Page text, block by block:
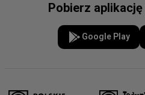
Pobierz
Google Play